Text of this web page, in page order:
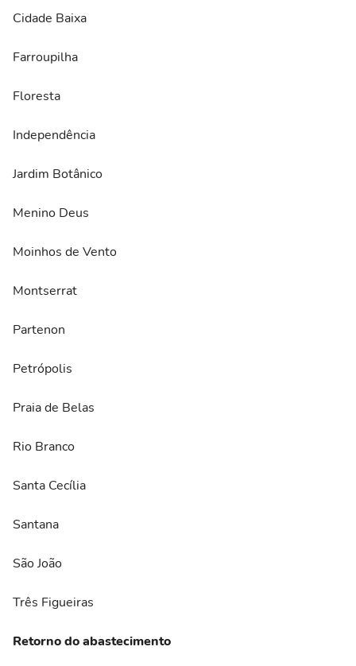
Cidade Baixa
Farroupilha
Floresta
Independência
Jardim Botânico
Menino Deus
Moinhos de Vento
Montserrat
Partenon
Petrópolis
Praia de Belas
Rio Branco
Santa Cecília
Santana
São João
Três Figueiras
Retorno do abastecimento